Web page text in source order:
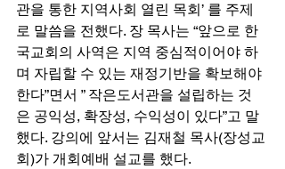
관을 통한 지역사회 열린 목회’ 를 주제
로 말씀을 전했다. 장 목사는 “앞으로 한
국교회의 사역은 지역 중심적이어야 하
며 자립할 수 있는 재정기반을 확보해야
한다”면서 ” 작은도서관을 설립하는 것
은 공익성, 확장성, 수익성이 있다”고 말
했다. 강의에 앞서는 김재철 목사(장성교
회)가 개회예배 설교를 했다.